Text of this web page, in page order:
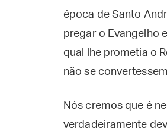
época de Santo
pregar o Evangelho
qual lhe prometia o
não se
Nós cremos que é
verdadeiramente